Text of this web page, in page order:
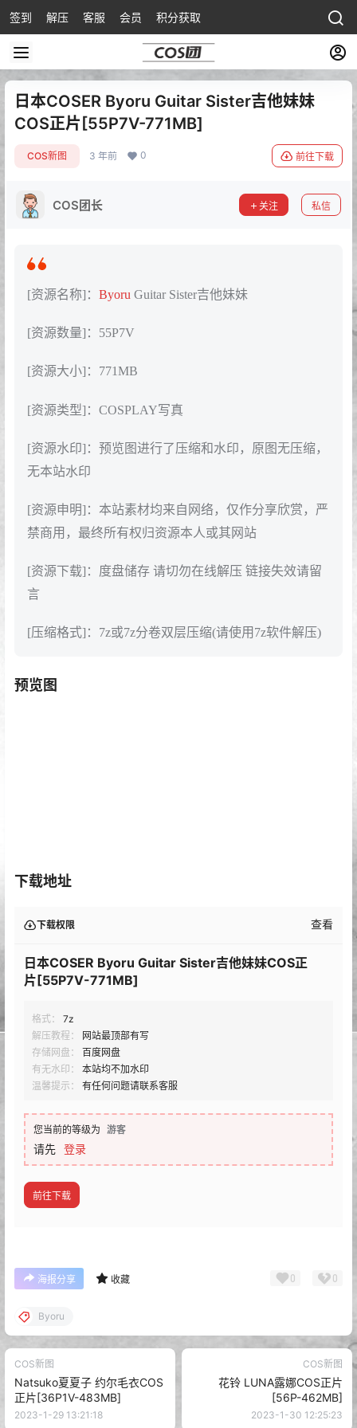
签到 解压 客服 会员 积分获取
日本COSER Byoru Guitar Sister吉他妹妹
COS正片[55P7V-771MB]
COS新图 3 年前 0 前往下载
COS团长 关注 私信
[资源名称]： Byoru Guitar Sister吉他妹妹
[资源数量]：55P7V
[资源大小]：771MB
[资源类型]：COSPLAY写真
[资源水印]：预览图进行了压缩和水印，原图无压缩，
无本站水印
[资源申明]：本站素材均来自网络，仅作分享欣赏，严
禁商用，最终所有权归资源本人或其网站
[资源下载]：度盘储存 请切勿在线解压 链接失效请留
言
[压缩格式]：7z或7z分卷双层压缩(请使用7z软件解压)
预览图
下载地址
下载权限 查看
日本COSER Byoru Guitar Sister吉他妹妹COS正
片[55P7V-771MB]
格式：
7z
解压教程：
网站最顶部有写
存储网盘：
百度网盘
有无水印：
本站均不加水印
温馨提示：
有任何问题请联系客服
您当前的等级为 游客
请先 登录
前往下载
海报分享 收藏 0 0
Byoru
COS新图
Natsuko夏夏子 约尔毛衣COS
正片[36P1V-483MB]
2023-1-29 13:21:18
COS新图
花铃 LUNA露娜COS正片
[56P-462MB]
2023-1-30 12:25:23